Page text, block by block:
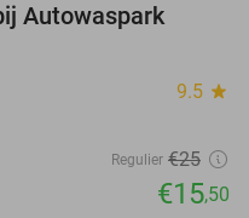
Autowaspark
9.5 star
Regulier €25
€15,50